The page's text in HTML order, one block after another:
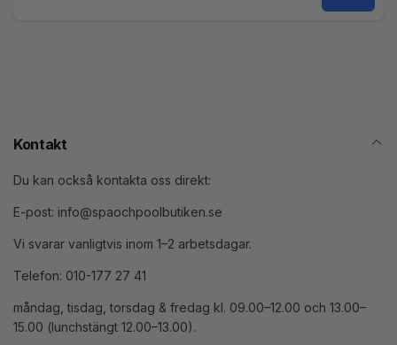
Kontakt
Du kan också kontakta oss direkt:
E-post: info@spaochpoolbutiken.se
Vi svarar vanligtvis inom 1–2 arbetsdagar.
Telefon: 010-177 27 41
måndag, tisdag, torsdag & fredag kl. 09.00–12.00 och 13.00–
15.00 (lunchstängt 12.00–13.00).